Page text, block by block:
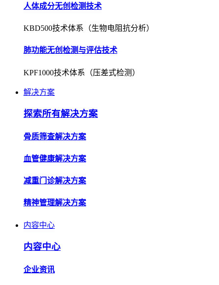
人体成分无创检测技术
KBD500技术体系（生物电阻抗分析）
肺功能无创检测与评估技术
KPF1000技术体系（压差式检测）
解决方案
探索所有解决方案
骨质筛查解决方案
血管健康解决方案
减重门诊解决方案
精神管理解决方案
内容中心
内容中心
企业资讯